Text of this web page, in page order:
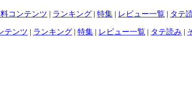
コンテンツ | ランキング | 特集 | レビュー一覧 | タテ
テンツ | ランキング | 特集 | レビュー一覧 | タテ読み |